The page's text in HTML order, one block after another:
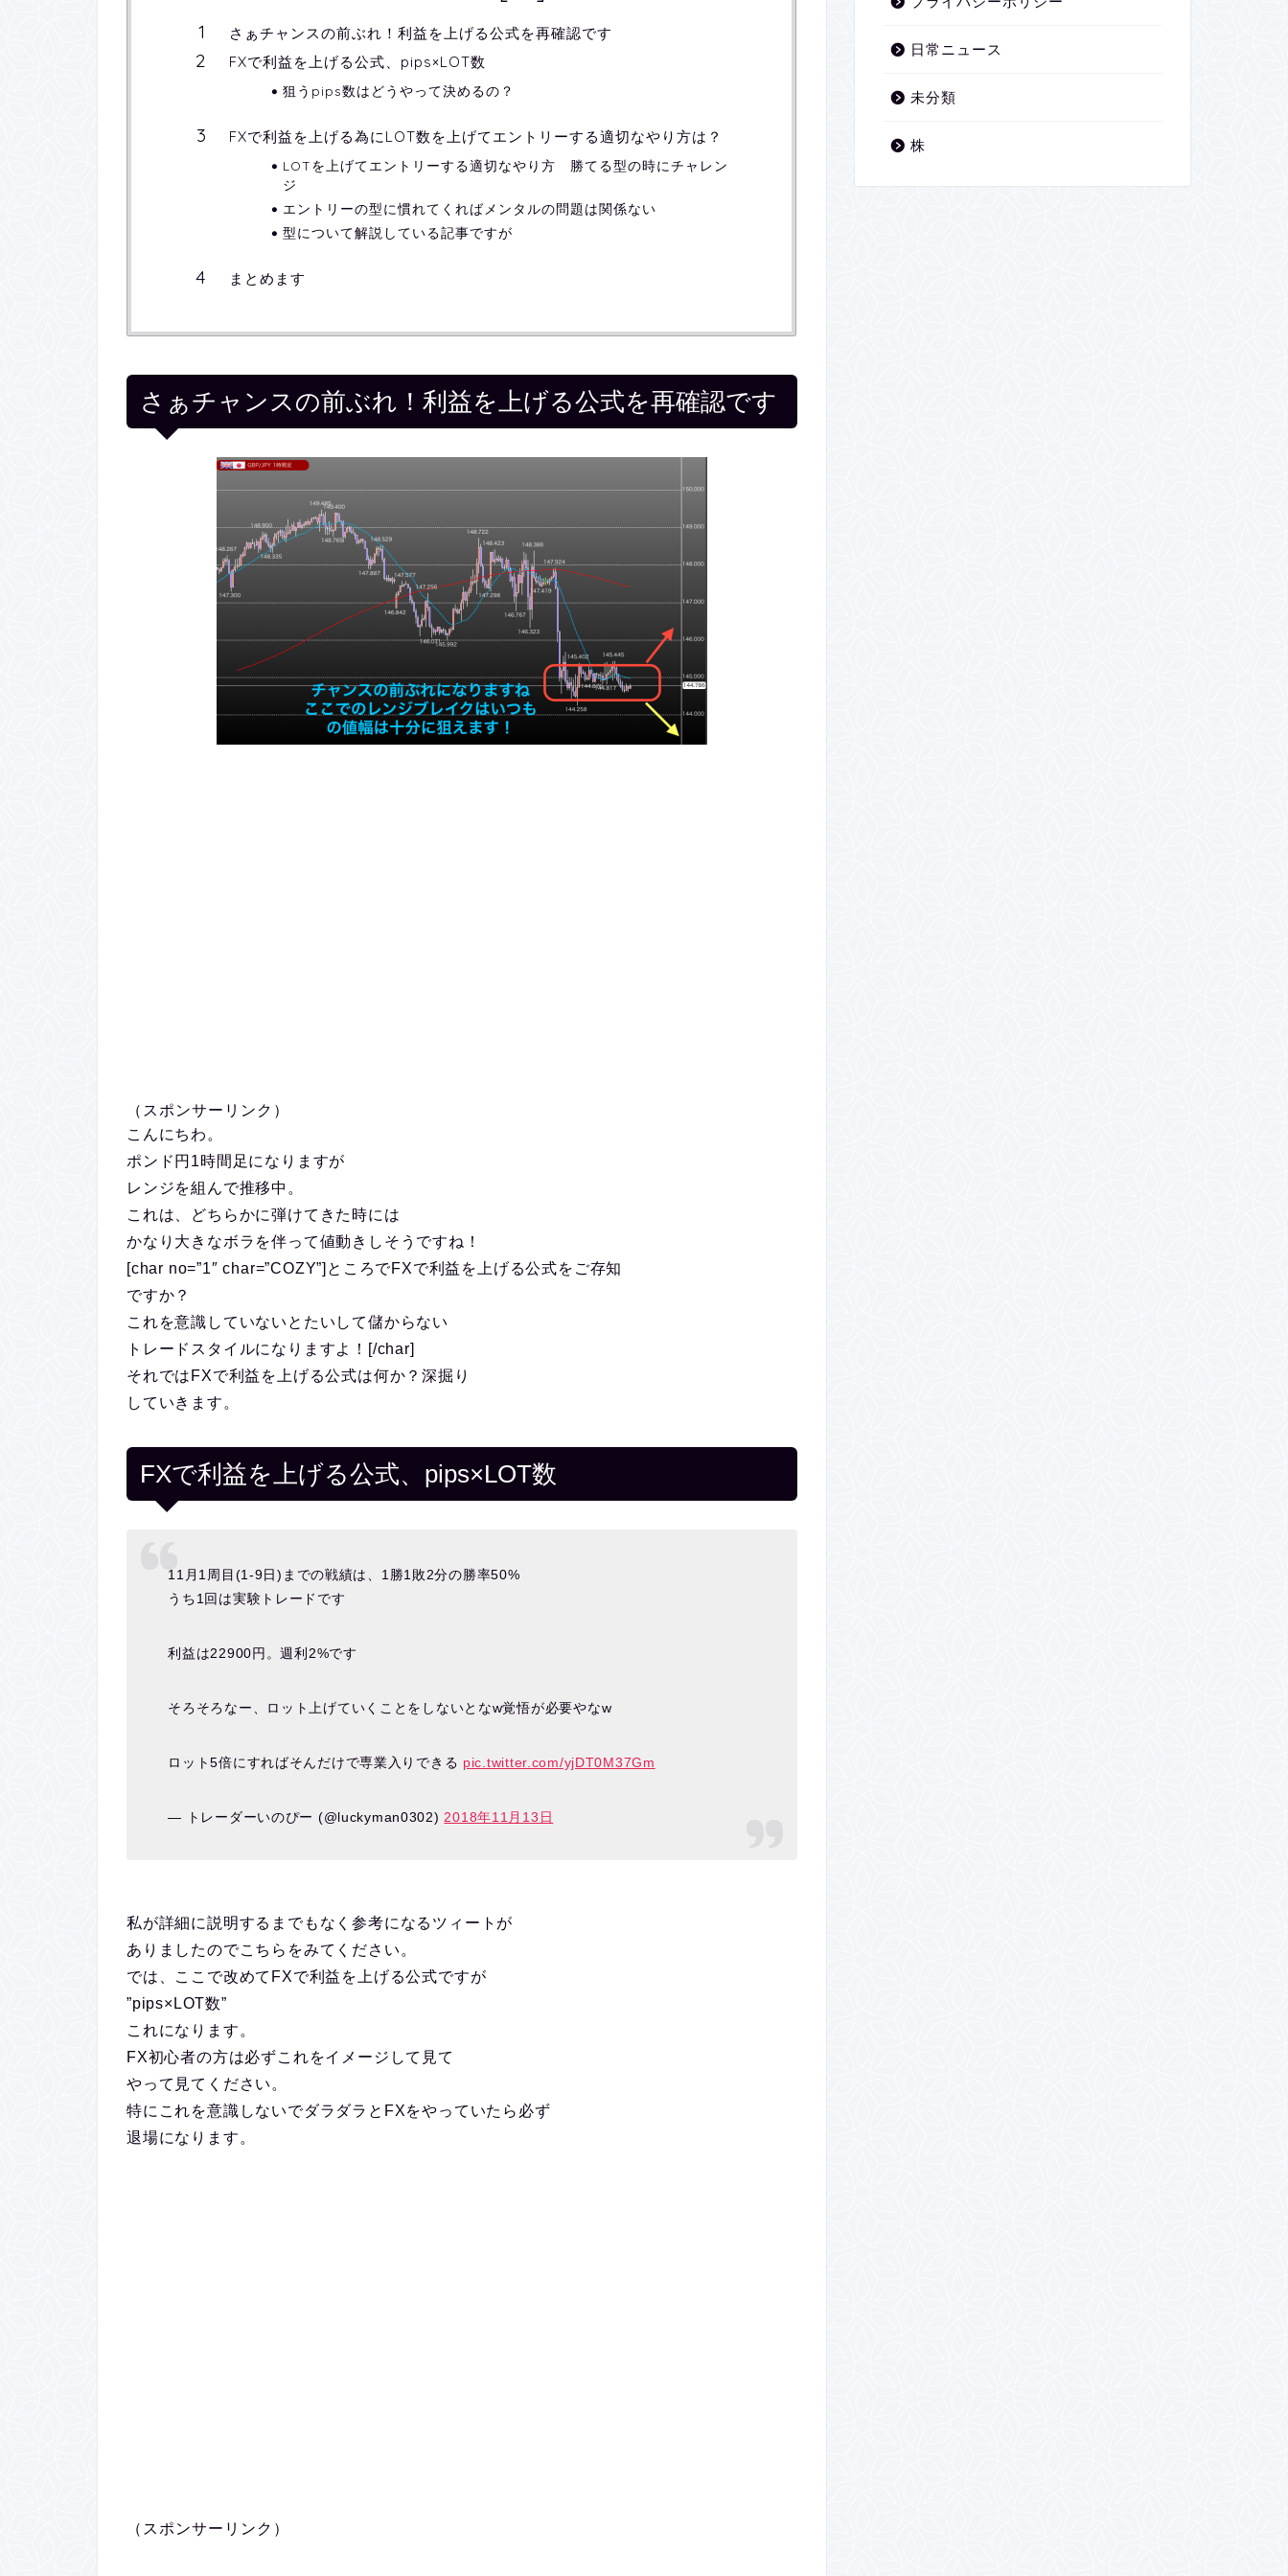
さぁチャンスの前ぶれ！利益を上げる公式を再確認です
FXで利益を上げる公式、pips×LOT数
狙うpips数はどうやって決めるの？
FXで利益を上げる為にLOT数を上げてエントリーする適切なやり方は？
LOTを上げてエントリーする適切なやり方 勝てる型の時にチャレン
ジ
エントリーの型に慣れてくればメンタルの問題は関係ない
型について解説している記事ですが
まとめます
さぁチャンスの前ぶれ！利益を上げる公式を再確認です
（スポンサーリンク）
こんにちわ。
ポンド円1時間足になりますが
レンジを組んで推移中。
これは、どちらかに弾けてきた時には
かなり大きなボラを伴って値動きしそうですね！
[char no=”1″ char=”COZY”]ところでFXで利益を上げる公式をご存知
ですか？
これを意識していないとたいして儲からない
トレードスタイルになりますよ！[/char]
それではFXで利益を上げる公式は何か？深掘り
していきます。
FXで利益を上げる公式、pips×LOT数
11月1周目(1-9日)までの戦績は、1勝1敗2分の勝率50%
うち1回は実験トレードです
利益は22900円。週利2%です
そろそろなー、ロット上げていくことをしないとなw覚悟が必要やなw
ロット5倍にすればそんだけで専業入りできる pic.twitter.com/yjDT0M37Gm
— トレーダーいのぴー (@luckyman0302) 2018年11月13日
私が詳細に説明するまでもなく参考になるツィートが
ありましたのでこちらをみてください。
では、ここで改めてFXで利益を上げる公式ですが
”pips×LOT数”
これになります。
FX初心者の方は必ずこれをイメージして見て
やって見てください。
特にこれを意識しないでダラダラとFXをやっていたら必ず
退場になります。
（スポンサーリンク）
日常ニュース
未分類
株